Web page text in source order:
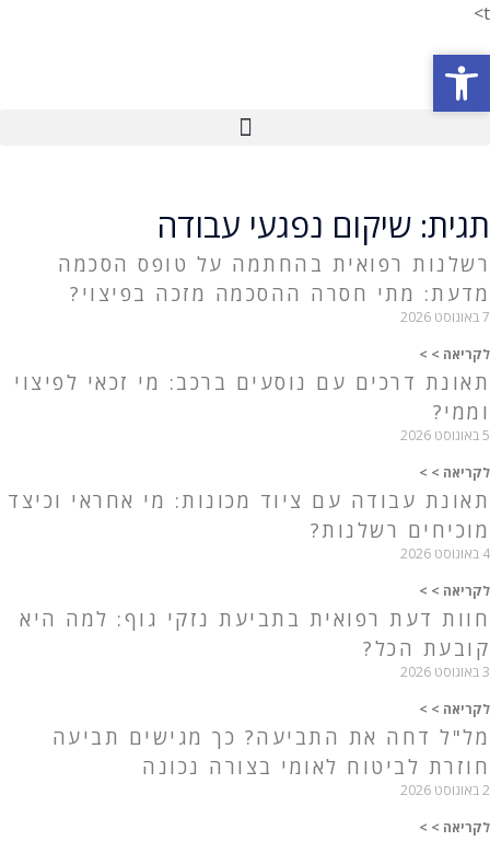
t>
תגית: שיקום נפגעי עבודה
רשלנות רפואית בהחתמה על טופס הסכמה
מדעת: מתי חסרה ההסכמה מזכה בפיצוי?
7 באוגוסט 2026
לקריאה > >
תאונת דרכים עם נוסעים ברכב: מי זכאי לפיצוי
וממי?
5 באוגוסט 2026
לקריאה > >
תאונת עבודה עם ציוד מכונות: מי אחראי וכיצד
מוכיחים רשלנות?
4 באוגוסט 2026
לקריאה > >
חוות דעת רפואית בתביעת נזקי גוף: למה היא
קובעת הכל?
3 באוגוסט 2026
לקריאה > >
מל"ל דחה את התביעה? כך מגישים תביעה
חוזרת לביטוח לאומי בצורה נכונה
2 באוגוסט 2026
לקריאה > >
פתח סרגל נגישות
פתח סרגל נגישות